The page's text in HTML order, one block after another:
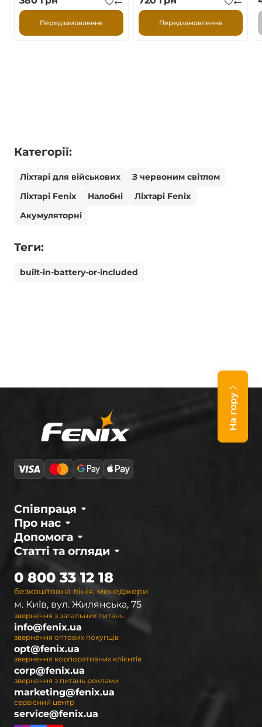
Передзамовлення Передзамовлення
Категорії:
Ліхтарі для військових
З червоним світлом
Ліхтарі Fenix
Налобні
Ліхтарі Fenix
Акумуляторні
Теги:
built-in-battery-or-included
На гору
Про нас
Співпраця
Статті та огляди
Допомога
безкоштовна лінія, менеджери
0 800 33 12 18
м. Київ, вул. Жилянська, 75
звернення з загальних питань
info@fenix.ua
звернення оптових покупців
opt@fenix.ua
звернення корпоративних клієнтів
corp@fenix.ua
звернення з питань реклами
marketing@fenix.ua
сервісний центр
service@fenix.ua